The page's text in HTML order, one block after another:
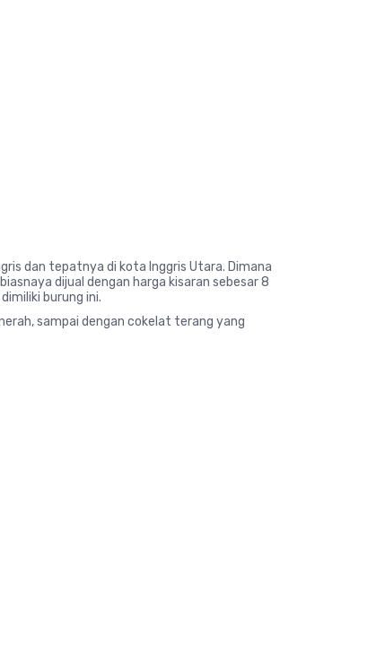
dan tepatnya di kota Inggris Utara. Dimana
dijual dengan harga kisaran sebesar 8
burung ini.
sampai dengan cokelat terang yang